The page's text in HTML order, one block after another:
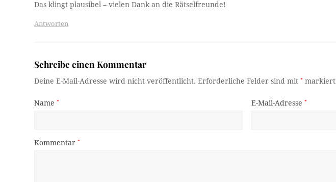
Das klingt plausibel – vielen Dank an die Rätselfreunde!
Antworten
Schreibe einen Kommentar
Deine E-Mail-Adresse wird nicht veröffentlicht. Erforderliche Felder sind mit* markiert
Name* E-Mail-Adresse *
Kommentar*